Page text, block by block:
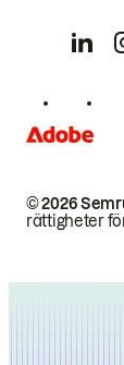
© 2026
rättigheter